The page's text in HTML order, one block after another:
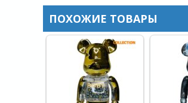
ПОХОЖИЕ ТОВАРЫ